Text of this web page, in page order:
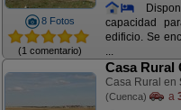
8 Fotos
(1 comentario)
capacidad
edificio. Se
...
Casa Rural
Casa Rural en
(Cuenca) a